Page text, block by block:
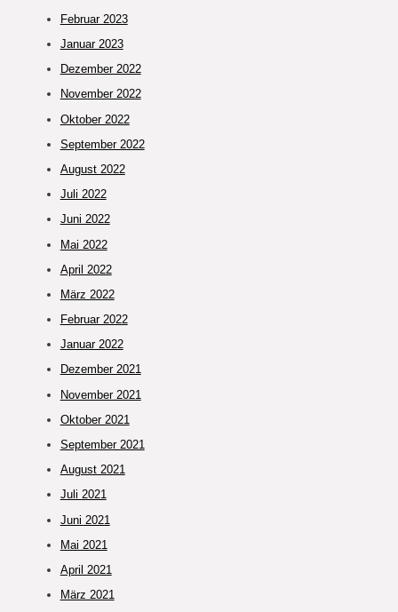
Februar 2023
Januar 2023
Dezember 2022
November 2022
Oktober 2022
September 2022
August 2022
Juli 2022
Juni 2022
Mai 2022
April 2022
März 2022
Februar 2022
Januar 2022
Dezember 2021
November 2021
Oktober 2021
September 2021
August 2021
Juli 2021
Juni 2021
Mai 2021
April 2021
März 2021